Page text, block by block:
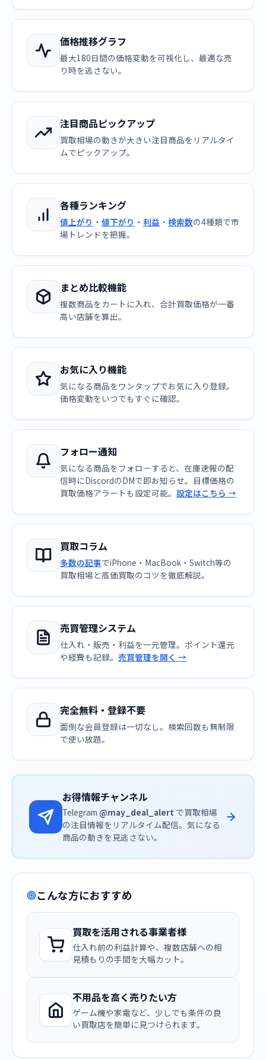
価格推移グラフ
最大180日間の価格変動を可視化し、最適な売
り時を逃さない。
注目商品ピックアップ
買取相場の動きが大きい注目商品をリアルタイ
ムでピックアップ。
各種ランキング
値上がり ・ 値下がり ・ 利益 ・ 検索数の4種類で市
場トレンドを把握。
まとめ比較機能
複数商品をカートに入れ、合計買取価格が一番
高い店舗を算出。
お気に入り機能
気になる商品をワンタップでお気に入り登録。
価格変動をいつでもすぐに確認。
フォロー通知
気になる商品をフォローすると、在庫速報の配
信時にDiscordのDMで即お知らせ。目標価格の
買取価格アラートも設定可能。 設定はこちら →
買取コラム
多数の記事でiPhone・MacBook・Switch等の
買取相場と高価買取のコツを徹底解説。
売買管理システム
仕入れ・販売・利益を一元管理。ポイント還元
や経費も記録。 売買管理を開く →
完全無料・登録不要
面倒な会員登録は一切なし。検索回数も無制限
で使い放題。
お得情報チャンネル
Telegram @may_deal_alert で買取相場
の注目情報をリアルタイム配信。気になる
商品の動きを見逃さない。
こんな方におすすめ
買取を活用される事業者様
仕入れ前の利益計算や、複数店舗への相
見積もりの手間を大幅カット。
不用品を高く売りたい方
ゲーム機や家電など、少しでも条件の良
い買取店を簡単に見つけられます。